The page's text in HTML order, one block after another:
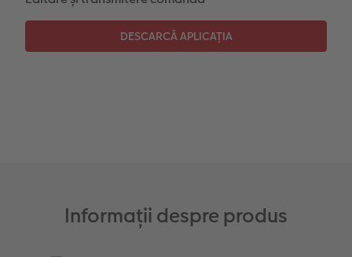
Instant Foto
Colaje foto
Informații despre produs